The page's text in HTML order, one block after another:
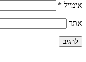
אימייל *
אתר